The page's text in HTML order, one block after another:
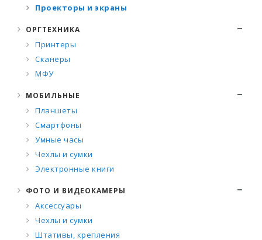
Проекторы и экраны
ОРГТЕХНИКА
Принтеры
Сканеры
МФУ
МОБИЛЬНЫЕ
Планшеты
Смартфоны
Умные часы
Чехлы и сумки
Электронные книги
ФОТО И ВИДЕОКАМЕРЫ
Аксессуары
Чехлы и сумки
Штативы, крепления